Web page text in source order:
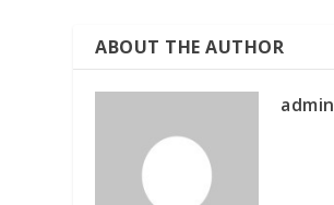
ABOUT THE AUTHOR
admin